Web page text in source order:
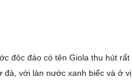
độc đáo có tên Giola thu hút rất
đá, với làn nước xanh biếc và ở vị